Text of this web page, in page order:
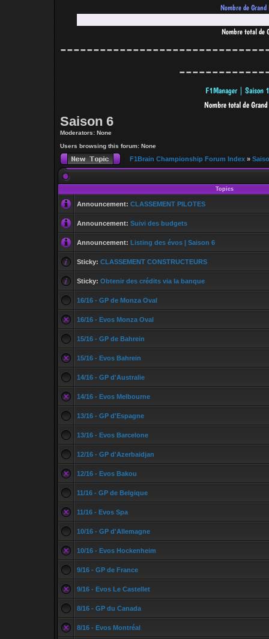
Saison 6
Moderators: None
Users browsing this forum: None
F1Brain Championship Forum Index »
Topics
Announcement: CLASSEMENT PILOTES
Announcement: Suivi des budgets
Announcement: Listing des évos | Saison 6
Sticky: CLASSEMENT CONSTRUCTEURS
Sticky: Obtenir des crédits via la banque
16/16 - GP de Monza Oval
16/16 - Evos Monza Oval
15/16 - GP de Bahrein
15/16 - Evos Bahrein
14/16 - GP d'Australie
14/16 - Evos Melbourne
13/16 - GP d'Espagne
13/16 - Evos Barcelone
12/16 - GP d'Azerbaidjan
12/16 - Evos Bakou
11/16 - GP de Belgique
11/16 - Evos Spa
10/16 - GP d'Allemagne
10/16 - Evos Hockenheim
9/16 - GP de France
9/16 - Evos Le Castellet
8/16 - GP du Canada
8/16 - Evos Montréal